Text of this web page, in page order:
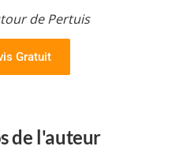
de Pertuis
Gratuit
de l'auteur